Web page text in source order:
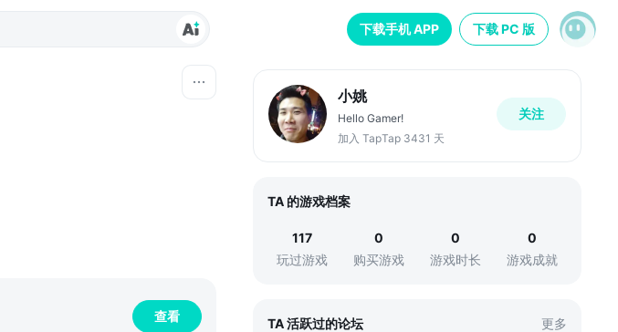
下载手机 APP 下载 PC 版
查看
小姚
Hello Gamer!
加入 TapTap 3431 天
关注
TA 的游戏档案
117
玩过游戏
0
购买游戏
0
游戏时长
0
游戏成就
TA 活跃过的论坛 更多